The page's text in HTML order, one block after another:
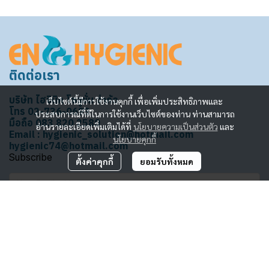
เว็บไซต์นี้มีการใช้งานคุกกี้ เพื่อเพิ่มประสิทธิภาพและ
ประสบการณ์ที่ดีในการใช้งานเว็บไซต์ของท่าน ท่านสามารถ
อ่านรายละเอียดเพิ่มเติมได้ที่ นโยบายความเป็นส่วนตัว และ
นโยบายคุกกี้
ตั้งค่าคุกกี้ ยอมรับทั้งหมด
ติดต่อเรา
บริษัท ไฮจินิค โซลูชั่น จำกัด
โทร 02-736-0693
มือถือ 083 820 2580
Email : hygienic_solution@hotmail.com
hygienic74@hotmail.com
Subscribe